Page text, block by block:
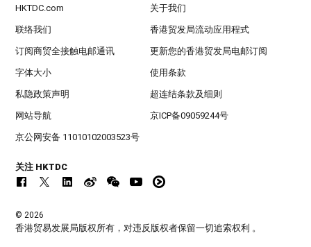
HKTDC.com 关于我们
联络我们 香港贸发局流动应用程式
订阅商贸全接触电邮通讯 更新您的香港贸发局电邮订阅
字体大小 使用条款
私隐政策声明 超连结条款及细则
网站导航 京ICP备09059244号
京公网安备 11010102003523号
关注 HKTDC
© 2026
香港贸易发展局版权所有，对违反版权者保留一切追索权利 。